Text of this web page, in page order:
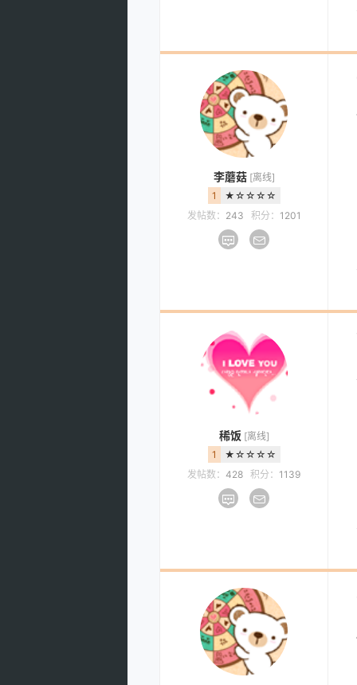
李蘑菇 [离线]
1
★☆☆☆☆
发帖数： 243 积分： 1201
稀饭 [离线]
1
★☆☆☆☆
发帖数： 428 积分： 1139